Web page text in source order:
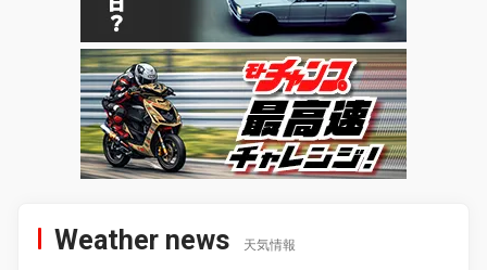
Weather news 天気情報